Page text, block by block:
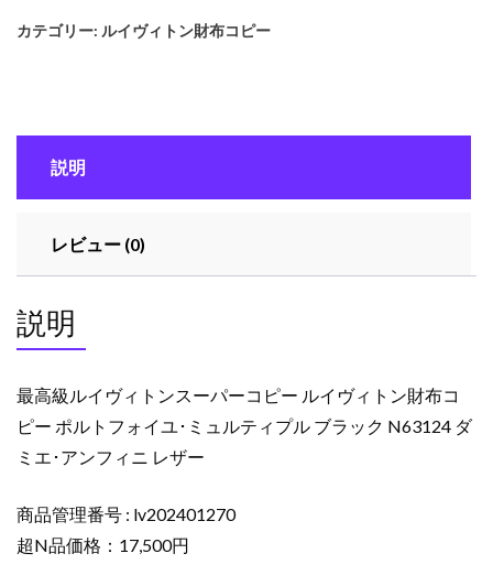
イ
ン
ー
コ
ー
ル
ヴ
ィ
ト
財
布
カテゴリー: ルイヴィトン財布コピー
説明
レビュー (0)
説明
最高級ルイヴィトンスーパーコピー ルイヴィトン財布コ
ピー ポルトフォイユ･ミュルティプル ブラック N63124 ダ
ミエ･アンフィニ レザー
商品管理番号 : lv202401270
超N品価格：17,500円